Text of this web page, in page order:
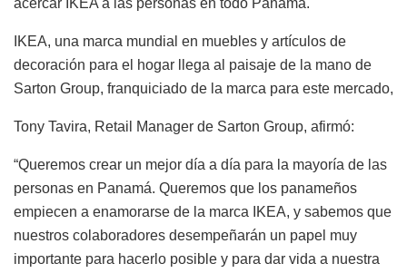
acercar IKEA a las personas en todo Panamá.
IKEA, una marca mundial en muebles y artículos de
decoración para el hogar llega al paisaje de la mano de
Sarton Group, franquiciado de la marca para este mercado,
Tony Tavira, Retail Manager de Sarton Group, afirmó:
“Queremos crear un mejor día a día para la mayoría de las
personas en Panamá. Queremos que los panameños
empiecen a enamorarse de la marca IKEA, y sabemos que
nuestros colaboradores desempeñarán un papel muy
importante para hacerlo posible y para dar vida a nuestra